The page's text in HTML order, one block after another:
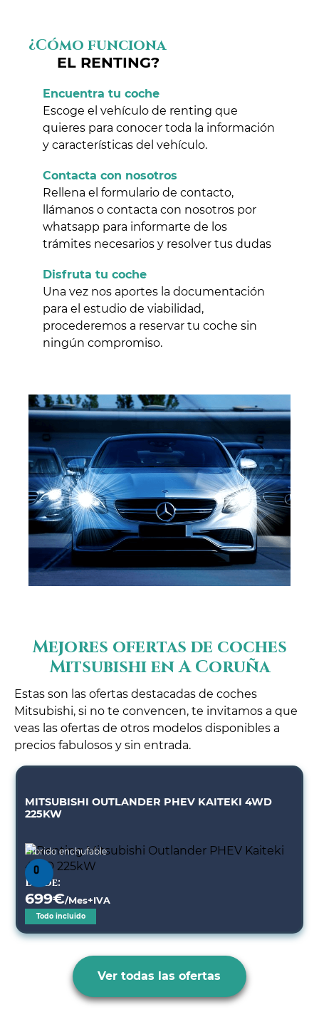
¿Cómo funciona
EL RENTING?
Encuentra tu coche
Escoge el vehículo de renting que
quieres para conocer toda la información
y características del vehículo.
Contacta con nosotros
Rellena el formulario de contacto,
llámanos o contacta con nosotros por
whatsapp para informarte de los
trámites necesarios y resolver tus dudas
Disfruta tu coche
Una vez nos aportes la documentación
para el estudio de viabilidad,
procederemos a reservar tu coche sin
ningún compromiso.
Mejores ofertas de coches
Mitsubishi en A Coruña
Estas son las ofertas destacadas de coches
Mitsubishi, si no te convencen, te invitamos a que
veas las ofertas de otros modelos disponibles a
precios fabulosos y sin entrada.
MITSUBISHI OUTLANDER PHEV KAITEKI 4WD
225KW
Híbrido enchufable
Desde:
699€/Mes+IVA
Todo incluido
Ver todas las ofertas